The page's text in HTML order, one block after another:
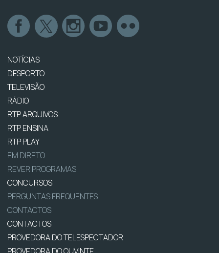
NOTÍCIAS
DESPORTO
TELEVISÃO
RÁDIO
RTP ARQUIVOS
RTP ENSINA
RTP PLAY
EM DIRETO
REVER PROGRAMAS
CONCURSOS
PERGUNTAS FREQUENTES
CONTACTOS
CONTACTOS
PROVEDORA DO TELESPECTADOR